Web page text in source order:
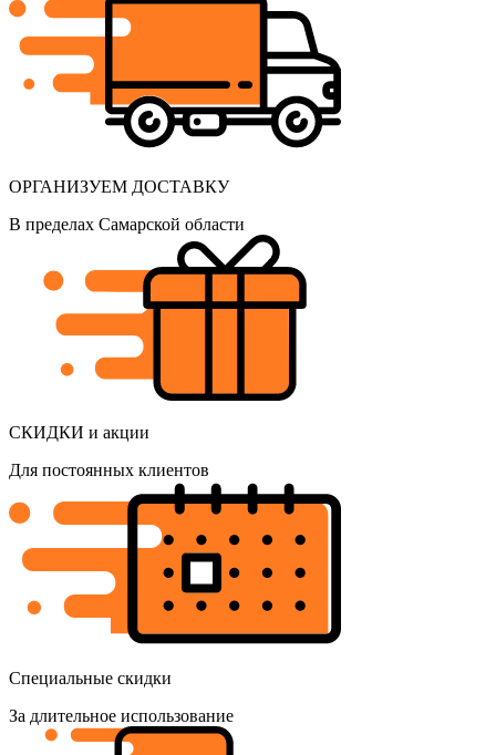
ОРГАНИЗУЕМ ДОСТАВКУ
В пределах Самарской области
СКИДКИ и акции
Для постоянных клиентов
Специальные скидки
За длительное использование